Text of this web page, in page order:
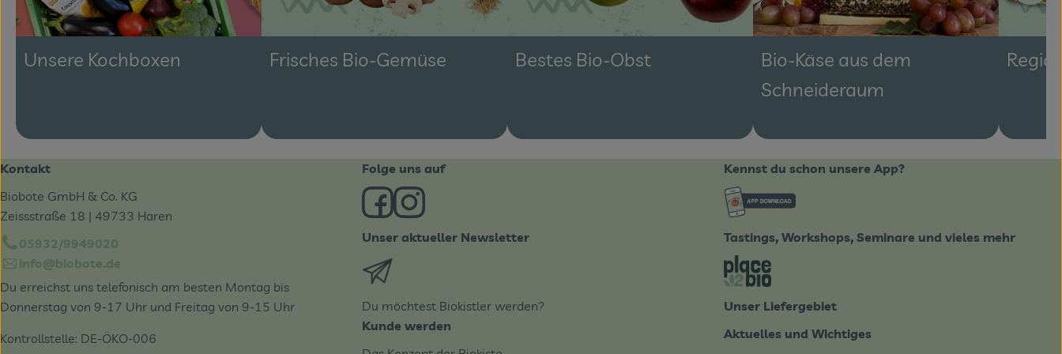
Unsere Kochboxen Frisches Bio-Gemüse Bestes Bio-Obst
Bio-Käse aus dem
Schneideraum
Kontakt
Biobote GmbH & Co. KG
Zeissstraße 18 | 49733 Haren
05932/9949020
info@biobote.de
Du erreichst uns telefonisch am besten Montag bis
Donnerstag von 9-17 Uhr und Freitag von 9-15 Uhr
Kontrollstelle: DE-ÖKO-006
Folge uns auf
Externer Link zu https://www.facebook.com/derBiobote/
Externer Link zu https://www.instagram.com/biobote_de/
Unser aktueller Newsletter
Externer Link zu https://biobote.de/mailvorlage/newsletter-0826.html
Du möchtest Biokistler werden?
Kunde werden
Kennst du schon unsere App?
Externer Link zu https://www.biobote-
Tastings, Workshops, Seminare und vieles mehr
Externer Link zu https://place2bio.de/
Unser Liefergebiet
Aktuelles und Wichtiges